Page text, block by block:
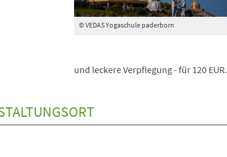
© VEDAS Yogaschule paderborn
und leckere Verpflegung - für 120 EUR.